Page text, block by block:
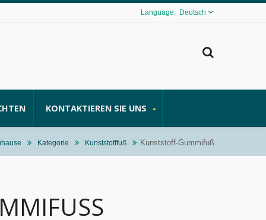
Deutsch
KONTAKTIEREN SIE UNS
Kategorie Kunststofffuß Kunststoff-Gummifuß